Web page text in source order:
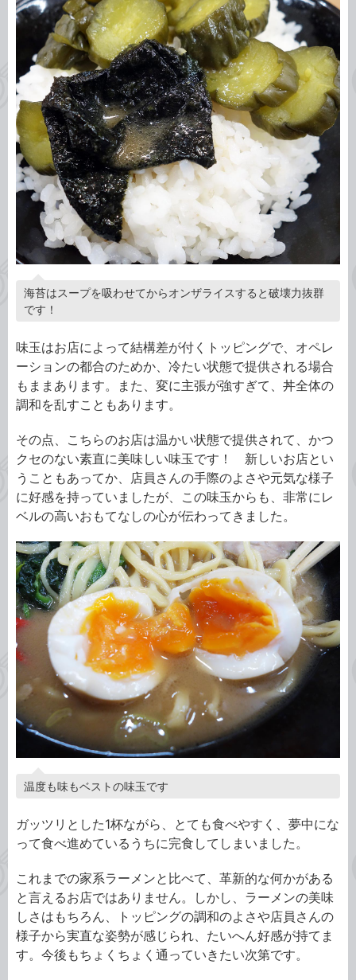
海苔はスープを吸わせてからオンザライスすると破壊力抜群
です！
味玉はお店によって結構差が付くトッピングで、オペレ
ーションの都合のためか、冷たい状態で提供される場合
もままあります。また、変に主張が強すぎて、丼全体の
調和を乱すこともあります。
その点、こちらのお店は温かい状態で提供されて、かつ
クセのない素直に美味しい味玉です！ 新しいお店とい
うこともあってか、店員さんの手際のよさや元気な様子
に好感を持っていましたが、この味玉からも、非常にレ
ベルの高いおもてなしの心が伝わってきました。
温度も味もベストの味玉です
ガッツリとした1杯ながら、とても食べやすく、夢中にな
って食べ進めているうちに完食してしまいました。
これまでの家系ラーメンと比べて、革新的な何かがある
と言えるお店ではありません。しかし、ラーメンの美味
しさはもちろん、トッピングの調和のよさや店員さんの
様子から実直な姿勢が感じられ、たいへん好感が持てま
す。今後もちょくちょく通っていきたい次第です。